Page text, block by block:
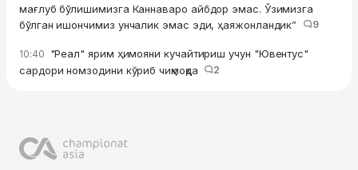
мағлуб бўлишимизга Каннаваро айбдор эмас. Ўзимизга
бўлган ишончимиз унчалик эмас эди, ҳаяжонландик”
9
10:40 "Реал" ярим ҳимояни кучайтириш учун "Ювентус"
сардори номзодини кўриб чиқмоқда
2